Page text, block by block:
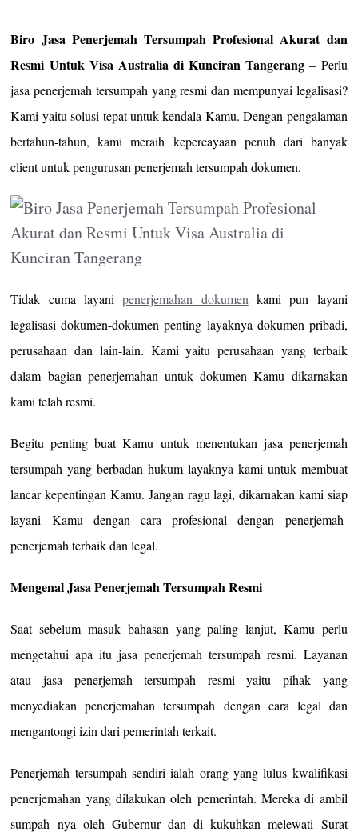
Biro Jasa Penerjemah Tersumpah Profesional Akurat dan
Resmi Untuk Visa Australia di Kunciran Tangerang – Perlu
jasa penerjemah tersumpah yang resmi dan mempunyai legalisasi?
Kami yaitu solusi tepat untuk kendala Kamu. Dengan pengalaman
bertahun-tahun, kami meraih kepercayaan penuh dari banyak
client untuk pengurusan penerjemah tersumpah dokumen.
Tidak cuma layanipenerjemahan dokumen kami pun layani
legalisasi dokumen-dokumen penting layaknya dokumen pribadi,
perusahaan dan lain-lain. Kami yaitu perusahaan yang terbaik
dalam bagian penerjemahan untuk dokumen Kamu dikarnakan
kami telah resmi.
Begitu penting buat Kamu untuk menentukan jasa penerjemah
tersumpah yang berbadan hukum layaknya kami untuk membuat
lancar kepentingan Kamu. Jangan ragu lagi, dikarnakan kami siap
layani Kamu dengan cara profesional dengan penerjemah-
penerjemah terbaik dan legal.
Mengenal Jasa Penerjemah Tersumpah Resmi
Saat sebelum masuk bahasan yang paling lanjut, Kamu perlu
mengetahui apa itu jasa penerjemah tersumpah resmi. Layanan
atau jasa penerjemah tersumpah resmi yaitu pihak yang
menyediakan penerjemahan tersumpah dengan cara legal dan
mengantongi izin dari pemerintah terkait.
Penerjemah tersumpah sendiri ialah orang yang lulus kwalifikasi
penerjemahan yang dilakukan oleh pemerintah. Mereka di ambil
sumpah nya oleh Gubernur dan di kukuhkan melewati Surat